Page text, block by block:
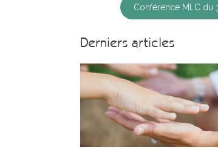
Conférence MLC du
Derniers articles